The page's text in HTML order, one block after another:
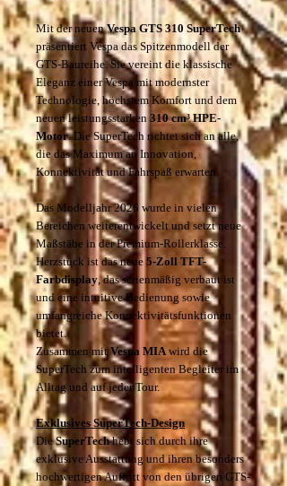
Mit der neuenVespa GTS 310 SuperTech
präsentiert Vespa das Spitzenmodell der
GTS-Baureihe. Sie vereint die klassische
Eleganz einer Vespa mit modernster
Technologie, höchstem Komfort und dem
neuen leistungsstarken 310 cm³ HPE-
Motor. Die SuperTech richtet sich an alle,
die das Maximum an Innovation,
Konnektivität und Fahrspaß erwarten.
Das Modelljahr 2026 wurde in vielen
Bereichen weiterentwickelt und setzt neue
Maßstäbe in der Premium-Rollerklasse.
Herzstück ist das neue 5-Zoll TFT-
Farbdisplay, das serienmäßig verbaut ist
und eine intuitive Bedienung sowie
umfangreiche Konnektivitätsfunktionen
bietet.
Zusammen mitVespa MIA wird die
SuperTech zum intelligenten Begleiter im
Alltag und auf jeder Tour.
Exklusives SuperTech-Design
DieSuperTechhebt sich durch ihre
exklusive Ausstattung und ihren besonders
hochwertigen Auftritt von den übrigen GTS-